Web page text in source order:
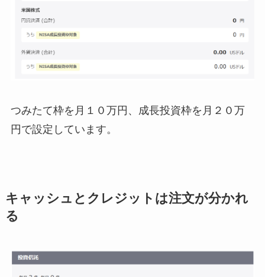
つみたて枠を月１０万円、成長投資枠を月２０万
円で設定しています。
キャッシュとクレジットは注文が分かれ
る